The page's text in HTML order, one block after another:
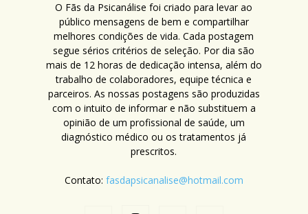
O Fãs da Psicanálise foi criado para levar ao
público mensagens de bem e compartilhar
melhores condições de vida. Cada postagem
segue sérios critérios de seleção. Por dia são
mais de 12 horas de dedicação intensa, além do
trabalho de colaboradores, equipe técnica e
parceiros. As nossas postagens são produzidas
com o intuito de informar e não substituem a
opinião de um profissional de saúde, um
diagnóstico médico ou os tratamentos já
prescritos.
Contato: fasdapsicanalise@hotmail.com